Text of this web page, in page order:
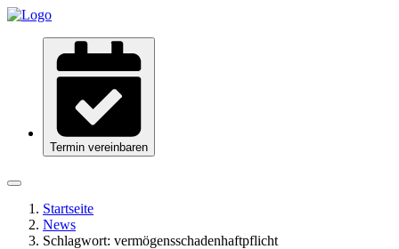
Termin vereinbaren
Startseite
News
Schlagwort: vermögensschadenhaftpflicht